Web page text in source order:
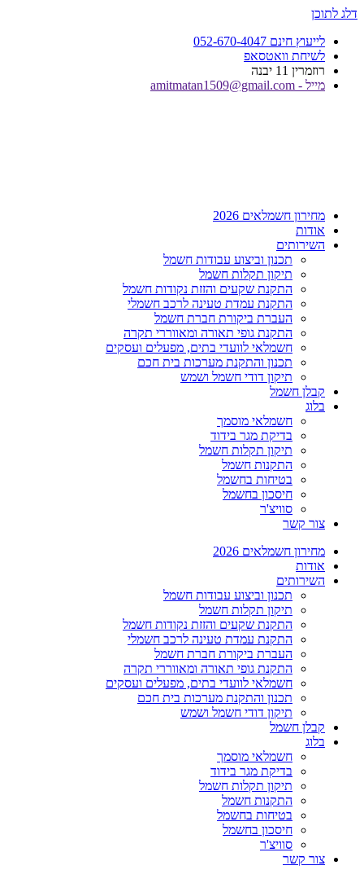
דלג לתוכן
לייעוץ חינם 052-670-4047
לשיחת וואטסאפ
רוזמרין 11 יבנה
מייל - amitmatan1509@gmail.com
מחירון חשמלאים 2026
אודות
השירותים
תכנון וביצוע עבודות חשמל
תיקון תקלות חשמל
התקנת שקעים והזזת נקודות חשמל
התקנת עמדת טעינה לרכב חשמלי
העברת ביקורת חברת חשמל
התקנת גופי תאורה ומאווררי תקרה
חשמלאי לוועדי בתים, מפעלים ועסקים
תכנון והתקנת מערכות בית חכם
תיקון דודי חשמל ושמש
קבלן חשמל
בלוג
חשמלאי מוסמך
בדיקת מגר בידוד
תיקון תקלות חשמל
התקנות חשמל
בטיחות בחשמל
חיסכון בחשמל
סוויצ'ר
צור קשר
מחירון חשמלאים 2026
אודות
השירותים
תכנון וביצוע עבודות חשמל
תיקון תקלות חשמל
התקנת שקעים והזזת נקודות חשמל
התקנת עמדת טעינה לרכב חשמלי
העברת ביקורת חברת חשמל
התקנת גופי תאורה ומאווררי תקרה
חשמלאי לוועדי בתים, מפעלים ועסקים
תכנון והתקנת מערכות בית חכם
תיקון דודי חשמל ושמש
קבלן חשמל
בלוג
חשמלאי מוסמך
בדיקת מגר בידוד
תיקון תקלות חשמל
התקנות חשמל
בטיחות בחשמל
חיסכון בחשמל
סוויצ'ר
צור קשר